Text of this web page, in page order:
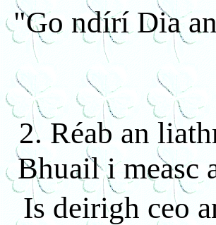
"Go ndírí Dia
2. Réab an
Bhuail i measc
Is deirigh ceo